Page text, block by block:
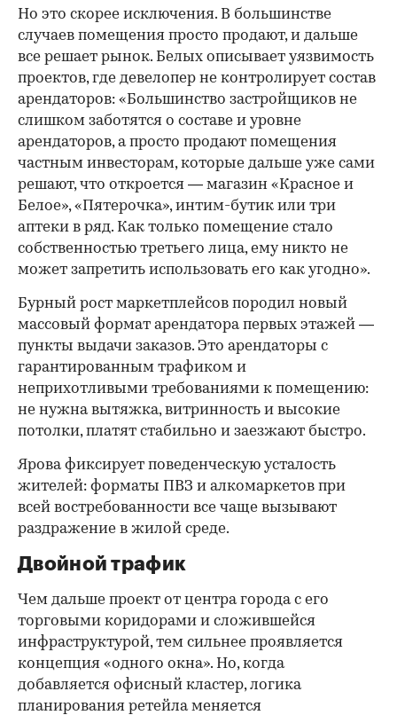
Но это скорее исключения. В большинстве
случаев помещения просто продают, и дальше
все решает рынок. Белых описывает уязвимость
проектов, где девелопер не контролирует состав
арендаторов: «Большинство застройщиков не
слишком заботятся о составе и уровне
арендаторов, а просто продают помещения
частным инвесторам, которые дальше уже сами
решают, что откроется — магазин «Красное и
Белое», «Пятерочка», интим-бутик или три
аптеки в ряд. Как только помещение стало
собственностью третьего лица, ему никто не
может запретить использовать его как угодно».
Бурный рост маркетплейсов породил новый
массовый формат арендатора первых этажей —
пункты выдачи заказов. Это арендаторы с
гарантированным трафиком и
неприхотливыми требованиями к помещению:
не нужна вытяжка, витринность и высокие
потолки, платят стабильно и заезжают быстро.
Ярова фиксирует поведенческую усталость
жителей: форматы ПВЗ и алкомаркетов при
всей востребованности все чаще вызывают
раздражение в жилой среде.
Двойной трафик
Чем дальше проект от центра города с его
торговыми коридорами и сложившейся
инфраструктурой, тем сильнее проявляется
концепция «одного окна». Но, когда
добавляется офисный кластер, логика
планирования ретейла меняется